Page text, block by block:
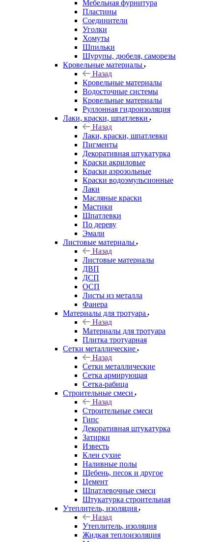
Мебельная фурнитура
Пластины
Соединители
Уголки
Хомуты
Шпильки
Шурупы, дюбеля, саморезы
Кровельные материалы
Назад
Кровельные материалы
Водосточные системы
Кровельные материалы
Руллонная гидроизоляция
Лаки, краски, шпатлевки
Назад
Лаки, краски, шпатлевки
Пигменты
Декоративная штукатурка
Краски акриловые
Краски аэрозольные
Краски водоэмульсионные
Лаки
Масляные краски
Мастики
Шпатлевки
По дереву
Эмали
Листовые материалы
Назад
Листовые материалы
ДВП
ДСП
ОСП
Листы из металла
Фанера
Материалы для тротуара
Назад
Материалы для тротуара
Плитка тротуарная
Сетки металлические
Назад
Сетки металлические
Сетка армирующая
Сетка-рабица
Строительные смеси
Назад
Строительные смеси
Гипс
Декоративная штукатурка
Затирки
Известь
Клеи сухие
Наливные полы
Щебень, песок и другое
Цемент
Шпатлевочные смеси
Штукатурка строительная
Утеплитель, изоляция
Назад
Утеплитель, изоляция
Жидкая теплоизоляция